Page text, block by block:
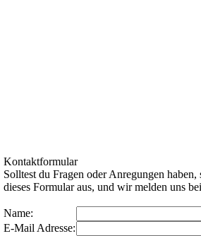
Kontaktformular
Solltest du Fragen oder Anregungen
dieses Formular aus, und wir melden uns
Name:
E-Mail Adresse: